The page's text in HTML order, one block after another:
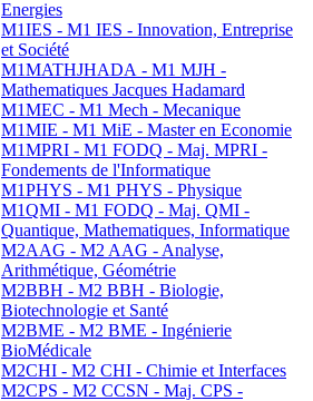
Energies
M1IES - M1 IES - Innovation, Entreprise
et Société
M1MATHJHADA - M1 MJH -
Mathematiques Jacques Hadamard
M1MEC - M1 Mech - Mecanique
M1MIE - M1 MiE - Master en Economie
M1MPRI - M1 FODQ - Maj. MPRI -
Fondements de l'Informatique
M1PHYS - M1 PHYS - Physique
M1QMI - M1 FODQ - Maj. QMI -
Quantique, Mathematiques, Informatique
M2AAG - M2 AAG - Analyse,
Arithmétique, Géométrie
M2BBH - M2 BBH - Biologie,
Biotechnologie et Santé
M2BME - M2 BME - Ingénierie
BioMédicale
M2CHI - M2 CHI - Chimie et Interfaces
M2CPS - M2 CCSN - Maj. CPS -